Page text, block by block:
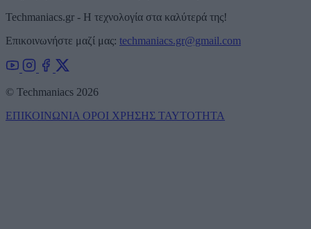
Techmaniacs.gr - Η τεχνολογία στα καλύτερά της!
Επικοινωνήστε μαζί μας: techmaniacs.gr@gmail.com
© Techmaniacs 2026
ΕΠΙΚΟΙΝΩΝΙΑ ΟΡΟΙ ΧΡΗΣΗΣ ΤΑΥΤΟΤΗΤΑ